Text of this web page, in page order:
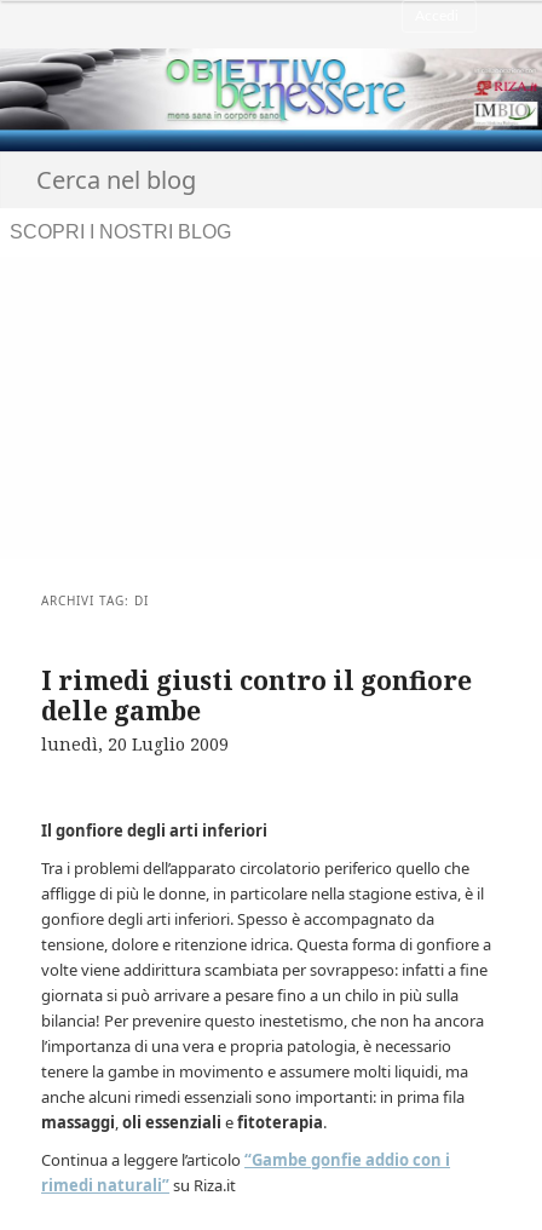
ARCHIVI TAG: DI
I rimedi giusti contro il gonfiore
delle gambe
lunedì, 20 Luglio 2009
Il gonfiore degli arti inferiori
Tra i problemi dell’apparato circolatorio periferico quello che
affligge di più le donne, in particolare nella stagione estiva, è il
gonfiore degli arti inferiori. Spesso è accompagnato da
tensione, dolore e ritenzione idrica. Questa forma di gonfiore a
volte viene addirittura scambiata per sovrappeso: infatti a fine
giornata si può arrivare a pesare fino a un chilo in più sulla
bilancia! Per prevenire questo inestetismo, che non ha ancora
l’importanza di una vera e propria patologia, è necessario
tenere la gambe in movimento e assumere molti liquidi, ma
anche alcuni rimedi essenziali sono importanti: in prima fila
massaggi,oli essenziali efitoterapia.
Continua a leggere l’articolo“Gambe gonfie addio con i
rimedi naturali”su Riza.it